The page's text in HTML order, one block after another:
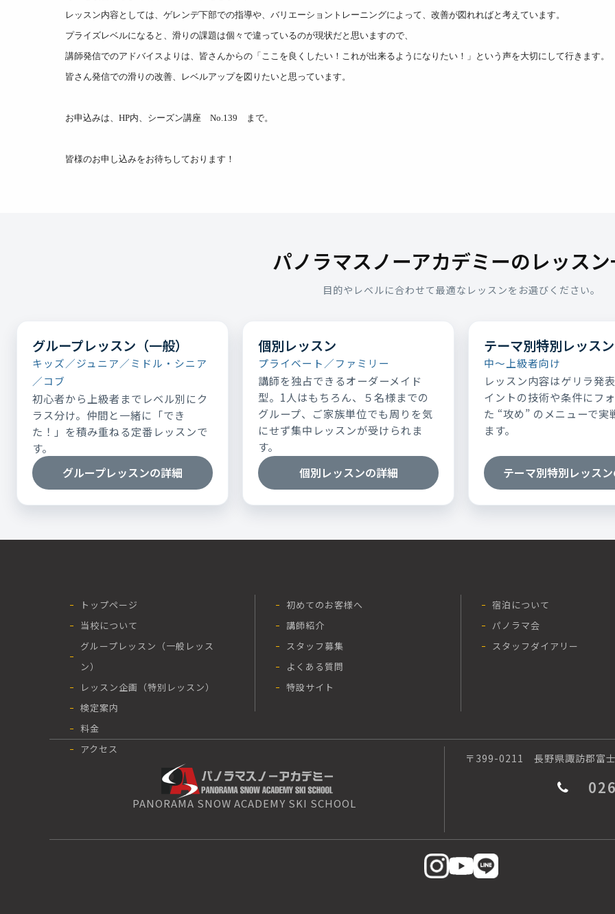
レッスン内容としては、ゲレンデ下部での指導や、バリエーショントレーニングによって、改善が図れればと考えています。
プライズレベルになると、滑りの課題は個々で違っているのが現状だと思いますので、
講師発信でのアドバイスよりは、皆さんからの「ここを良くしたい！これが出来るようになりたい！」という声を大切にして行きます。
皆さん発信での滑りの改善、レベルアップを図りたいと思っています。
お申込みは、HP内、シーズン講座 No.139 まで。
皆様のお申し込みをお待ちしております！
パノラマスノーアカデミーのレッス
目的やレベルに合わせて最適なレッスンをお選びください。
グループレッスン（一般）
キッズ／ジュニア／ミドル・シニア
／コブ
初心者から上級者までレベル別にク
ラス分け。仲間と一緒に「でき
た！」を積み重ねる定番レッスンで
す。
グループレッスンの詳細
個別レッスン
プライベート／ファミリー
講師を独占できるオーダーメイド
型。1人はもちろん、５名様までの
グループ、ご家族単位でも周りを気
にせず集中レッスンが受けられま
す。
個別レッスンの詳細
テーマ別特別レッスン
中～上級者向け
レッスン内容はゲリラ発
イントの技術や条件にフ
た “攻め” のメニューで実
ます。
テーマ別特別レッス
トップページ
当校について
グループレッスン（一般レッス
ン）
レッスン企画（特別レッスン）
検定案内
料金
アクセス
初めてのお客様へ
講師紹介
スタッフ募集
よくある質問
特設サイト
宿泊について
パノラマ会
スタッフダイアリー
PANORAMA SNOW ACADEMY SKI SCHOOL
〒399-0211 長野県諏訪郡富